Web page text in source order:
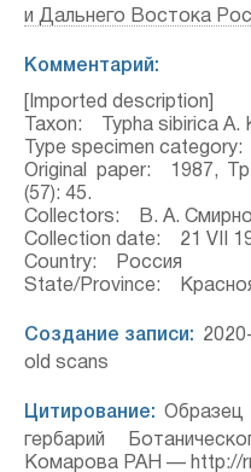
и Дальнего Востока
Комментарий:
[Imported description]
Taxon: Typha sibirica A.
Type specimen
Original paper: 1987,
(57): 45.
Collectors: В. А.
Collection date: 21 VII
Country: Россия
State/Province:
Создание записи:
old scans
Цитирование: Образец
гербарий
Комарова РАН — http://